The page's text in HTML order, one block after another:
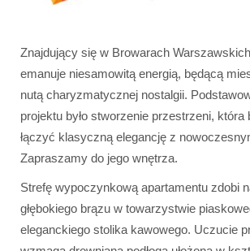
Znajdujący się w Browarach
emanuje niesamowitą energią, będącą
nutą charyzmatycznej nostalgii.
projektu było stworzenie przestrzeni, która
łączyć klasyczną elegancję z
Zapraszamy do jego wnętrza.
Strefę wypoczynkową apartamentu zdobi
głębokiego brązu w towarzystwie
eleganckiego stolika kawowego. Uczucie